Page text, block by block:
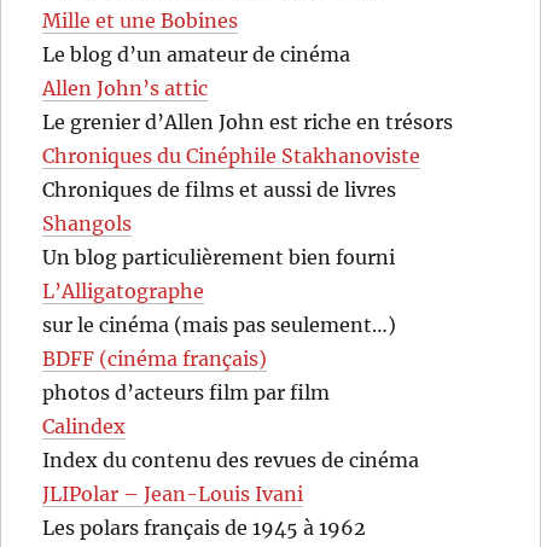
Mille et une Bobines
Le blog d’un amateur de cinéma
Allen John’s attic
Le grenier d’Allen John est riche en trésors
Chroniques du Cinéphile Stakhanoviste
Chroniques de films et aussi de livres
Shangols
Un blog particulièrement bien fourni
L’Alligatographe
sur le cinéma (mais pas seulement…)
BDFF (cinéma français)
photos d’acteurs film par film
Calindex
Index du contenu des revues de cinéma
JLIPolar – Jean-Louis Ivani
Les polars français de 1945 à 1962